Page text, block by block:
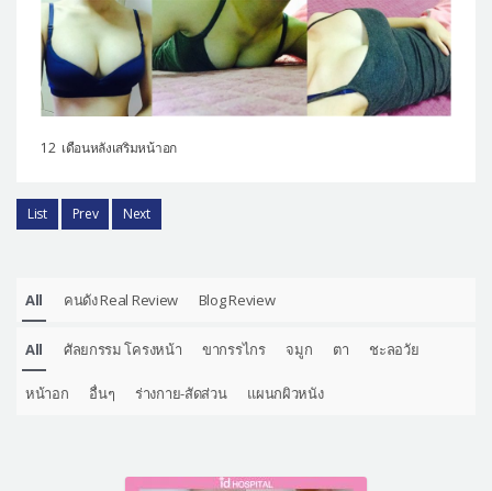
12 เดือนหลังเสริมหน้าอก
List Prev Next
All คนดัง Real Review Blog Review
All ศัลยกรรม โครงหน้า ขากรรไกร จมูก ตา ชะลอวัย
หน้าอก อื่นๆ ร่างกาย-สัดส่วน แผนกผิวหนัง